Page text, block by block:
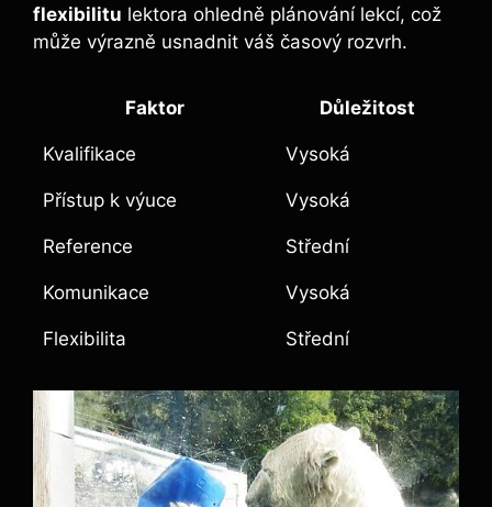
flexibilitu lektora ohledně plánování lekcí, což
může výrazně usnadnit váš časový rozvrh.
Faktor Důležitost
Kvalifikace Vysoká
Přístup k výuce Vysoká
Reference Střední
Komunikace Vysoká
Flexibilita Střední